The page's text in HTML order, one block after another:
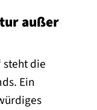
außer
steht die
Ein